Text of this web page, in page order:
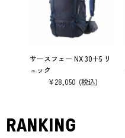
サースフェー NX 30+5 リ
ュック
¥28,050
RANKING